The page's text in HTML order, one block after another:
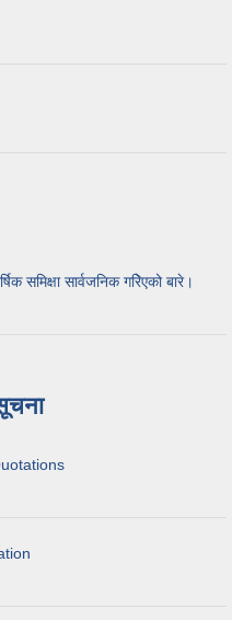
समिक्षा सार्वजनिक गरेिएको बारे।